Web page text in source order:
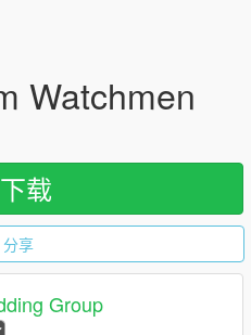
Watchmen
下载
分享
Group